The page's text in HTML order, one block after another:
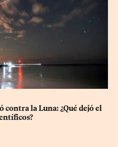
contra la Luna: ¿Qué dejó el